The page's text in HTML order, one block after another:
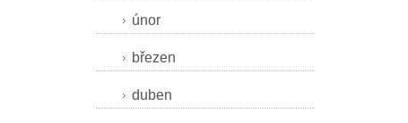
únor
březen
duben